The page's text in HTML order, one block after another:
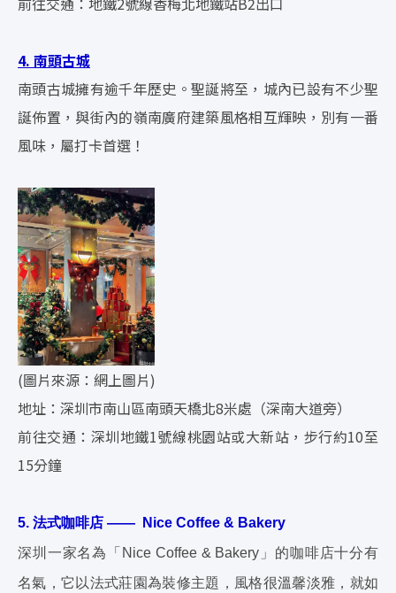
4. 南頭古城
南頭古城擁有逾千年歷史。聖誕將至，城內已設有不少聖
誕佈置，與街內的嶺南廣府建築風格相互輝映，別有一番
風味，屬打卡首選！
(圖片來源：網上圖片)
地址：深圳市南山區南頭天橋北8米處（深南大道旁）
前往交通：深圳地鐵1號線桃園站或大新站，步行約10至
15分鐘
5. 法式咖啡店 —— Nice Coffee & Bakery
深圳一家名為「Nice Coffee & Bakery」的咖啡店十分有
名氣，它以法式莊園為裝修主題，風格很溫馨淡雅，就如